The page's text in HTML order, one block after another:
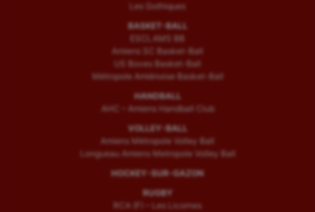
Les Gothiques
BASKET-BALL
ESCLAMS BB
Amiens SC Basket-Ball
US Boves Basket-Ball
Métropole Amiénoise Basket-Ball
HANDBALL
AHC – Amiens Handball Club
VOLLEY-BALL
Amiens Métropole Volley Ball
Longueau Amiens Metropole Volley Ball
HOCKEY-SUR-GAZON
RUGBY
RCA (F) – Les Licornes